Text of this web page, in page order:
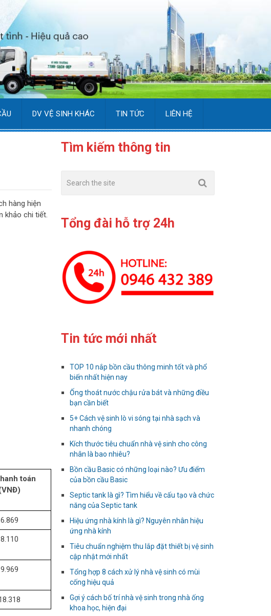
DV VỆ SINH KHÁC TIN TỨC LIÊN HỆ
hàng hiện
khảo chi tiết.
toán
6.869
8.110
9.969
Tìm kiếm thông tin
Tổng đài hỗ trợ 24h
Tin tức mới nhất
TOP 10 nắp bồn cầu thông minh tốt và phổ
biến nhất hiện nay
Ống thoát nước chậu rửa bát và những điều
bạn cần biết
5+ Cách vệ sinh lò vi sóng tại nhà sạch và
nhanh chóng
Kích thước tiêu chuẩn nhà vệ sinh cho công
nhân là bao nhiêu?
Bồn cầu Basic có những loại nào? Ưu điểm
của bồn cầu Basic
Septic tank là gì? Tìm hiểu về cấu tạo và chức
năng của Septic tank
Hiệu ứng nhà kính là gì? Nguyên nhân hiệu
ứng nhà kính
Tiêu chuẩn nghiệm thu lắp đặt thiết bị vệ sinh
cập nhật mới nhất
Tổng hợp 8 cách xử lý nhà vệ sinh có mùi
cống hiệu quả
Gợi ý cách bố trí nhà vệ sinh trong nhà ống
khoa học, hiện đại